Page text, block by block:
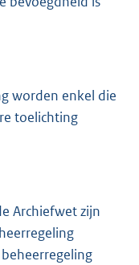
worden enkel die
toelichting
Archiefwet zijn